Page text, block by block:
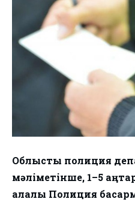
Облыстық полиция
мәліметінше, 1–5
қалалық Полиция